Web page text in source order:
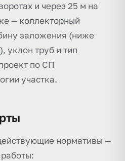
и через 25 м на
— коллекторный
заложения (ниже
уклон труб и тип
по СП
участка.
нормативы —